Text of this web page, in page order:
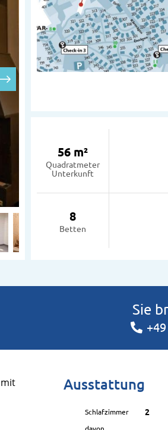
56 m²
Quadratmeter
Unterkunft
8
Betten
Sie
Ausstattung
Schlafzimmer 2